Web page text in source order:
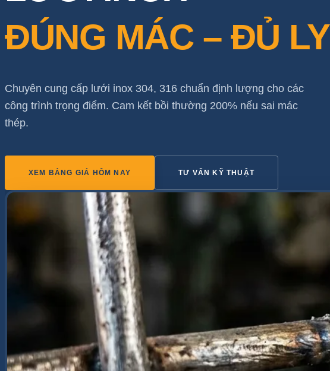
ĐÚNG MÁC – ĐỦ LY
Chuyên cung cấp lưới inox 304, 316 chuẩn định lượng cho các
công trình trọng điểm. Cam kết bồi thường 200% nếu sai mác
thép.
XEM BẢNG GIÁ HÔM NAY TƯ VẤN KỸ THUẬT